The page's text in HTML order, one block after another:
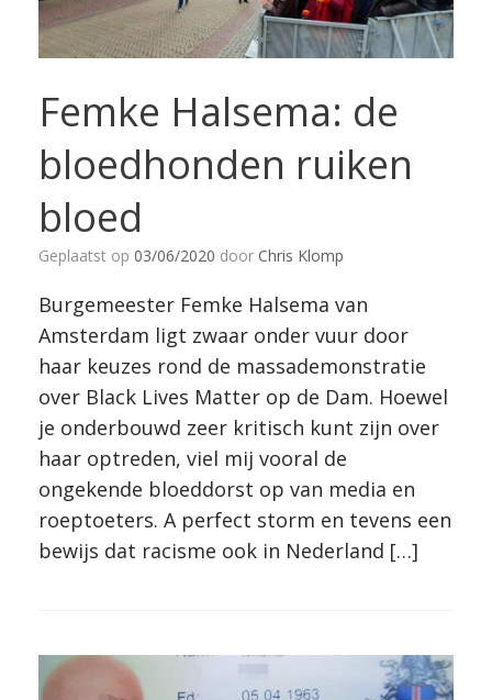
Femke Halsema: de
bloedhonden ruiken
bloed
Geplaatst op 03/06/2020 door Chris Klomp
Burgemeester Femke Halsema van
Amsterdam ligt zwaar onder vuur door
haar keuzes rond de massademonstratie
over Black Lives Matter op de Dam. Hoewel
je onderbouwd zeer kritisch kunt zijn over
haar optreden, viel mij vooral de
ongekende bloeddorst op van media en
roeptoeters. A perfect storm en tevens een
bewijs dat racisme ook in Nederland […]